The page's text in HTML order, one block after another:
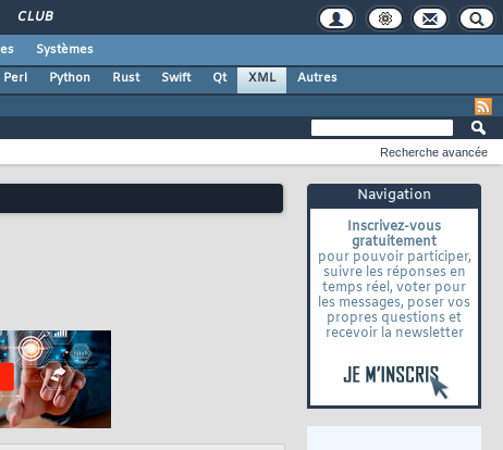
CLUB
Systèmes
Perl Python Rust Swift Qt XML
Autres
Navigation
Inscrivez-vous
gratuitement
pour pouvoir participer,
suivre les réponses en
temps réel, voter pour
les messages, poser vos
propres questions et
recevoir la newsletter
Recherche avancée